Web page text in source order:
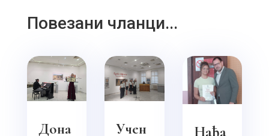
Повезани чланци...
Дона
Учен
Нађа